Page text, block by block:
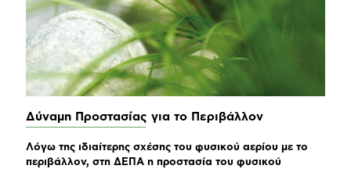
Δύναμη Προστασίας για το Περιβάλλον
Λόγω της ιδιαίτερης σχέσης του φυσικού αερίου με το
περιβάλλον, στη ΔΕΠΑ η προστασία του φυσικού